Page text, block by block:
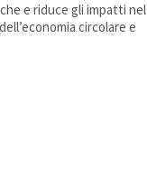
e riduce gli impatti nel
circolare e